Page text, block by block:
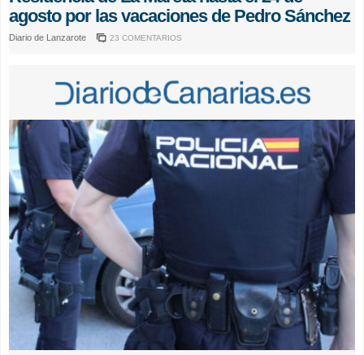
agosto por las vacaciones de Pedro Sánchez
Diario de Lanzarote 23 COMENTARIOS